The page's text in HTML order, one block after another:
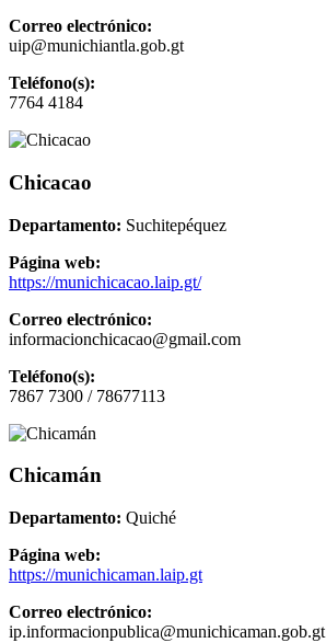
Correo electrónico:
uip@munichiantla.gob.gt
Teléfono(s):
7764 4184
Chicacao
Departamento: Suchitepéquez
Página web:
https://munichicacao.laip.gt/
Correo electrónico:
informacionchicacao@gmail.com
Teléfono(s):
7867 7300 / 78677113
Chicamán
Departamento: Quiché
Página web:
https://munichicaman.laip.gt
Correo electrónico:
ip.informacionpublica@munichicaman.gob.gt